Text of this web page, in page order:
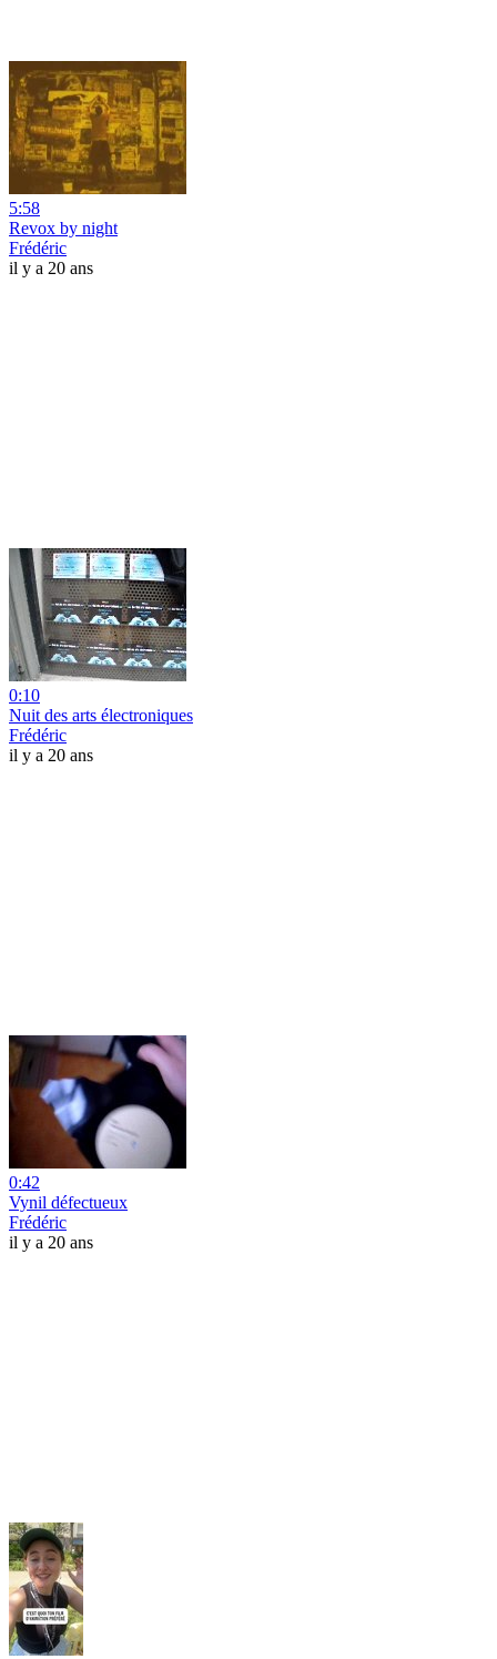
5:58
Revox by night
Frédéric
il y a 20 ans
0:10
Nuit des arts électroniques
Frédéric
il y a 20 ans
0:42
Vynil défectueux
Frédéric
il y a 20 ans